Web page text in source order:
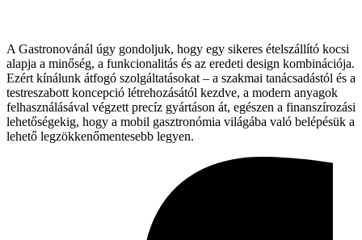
A Gastronovánál úgy gondoljuk, hogy egy sikeres ételszállító kocsi
alapja a minőség, a funkcionalitás és az eredeti design kombinációja.
Ezért kínálunk átfogó szolgáltatásokat – a szakmai tanácsadástól és a
testreszabott koncepció létrehozásától kezdve, a modern anyagok
felhasználásával végzett precíz gyártáson át, egészen a finanszírozási
lehetőségekig, hogy a mobil gasztronómia világába való belépésük a
lehető legzökkenőmentesebb legyen.